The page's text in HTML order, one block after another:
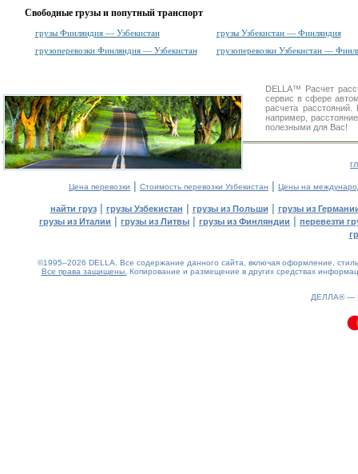
Свободные грузы и попутный транспорт
грузы Финляндия — Узбекистан
грузы Узбекистан — Финляндия
грузоперевозки Финляндия — Узбекистан
грузоперевозки Узбекистан —
DELLA™ Расчет
сервис в сфере
расчета
например,
полезными для Вас!
Цена перевозки | Стоимость перевозки Узбекистан | Цены на
найти груз| грузы Узбекистан | грузы из Польши | грузы из
грузы из Италии | грузы из Литвы | грузы из Финляндии | перевезти
©1995–2026 DELLA. Все содержание данного сайта, включая оформление,
Все права защищены. Копирование и размещение в других средствах
ДЕЛЛА® —